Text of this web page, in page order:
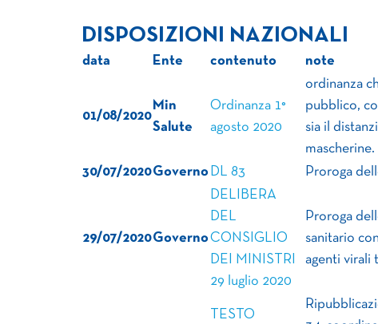
DISPOSIZIONI NAZIONALI
data Ente contenuto note
01/08/2020
Min
Salute
Ordinanza 1°
agosto 2020
ordinanza
pubblico,
sia il
mascherine.
30/07/2020Governo DL 83 Proroga
29/07/2020Governo
DELIBERA
DEL
CONSIGLIO
DEI MINISTRI
29 luglio 2020
Proroga
sanitario
agenti virali
TESTO